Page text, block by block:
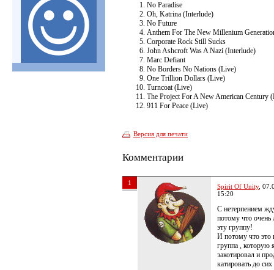
No Paradise
Oh, Katrina (Interlude)
No Future
Anthem For The New Millenium
Corporate Rock Still Sucks
John Ashcroft Was A Nazi (Interlude)
Marc Defiant
No Borders No Nations (Live)
One Trillion Dollars (Live)
Turncoat (Live)
The Project For A New American Century
911 For Peace (Live)
Версия для печати
Комментарии
1 Spirit Of Unity,
15:20
С нетерпением
потому что
эту группу!
И потому что это
группа , которую
закотировал и
катировать до